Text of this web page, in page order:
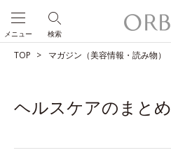
検索
メニュー
TOP マガジン（美容情報・読み物）
ヘルスケアのまとめ